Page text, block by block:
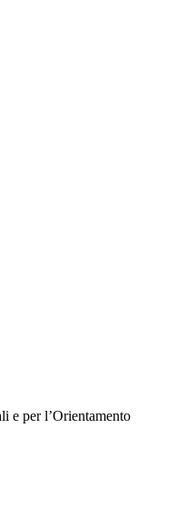
e per l’Orientamento